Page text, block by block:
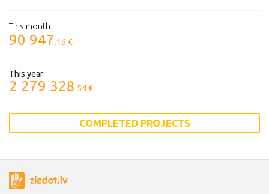
This month
90 947.16 €
This year
2 279 328.54 €
COMPLETED PROJECTS